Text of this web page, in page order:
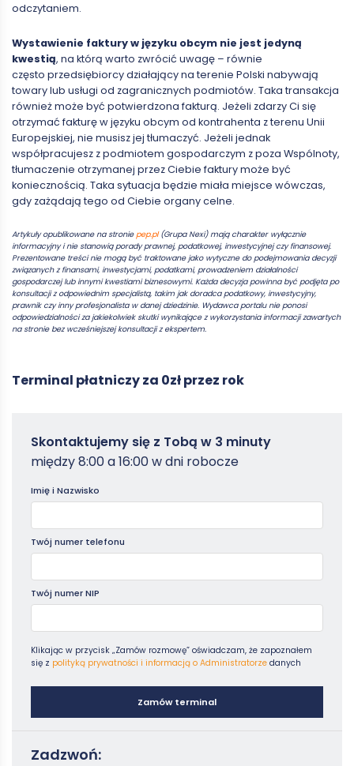
odczytaniem.
Wystawienie faktury w języku obcym nie jest jedyną
kwestią, na którą warto zwrócić uwagę – równie
często przedsiębiorcy działający na terenie Polski nabywają
towary lub usługi od zagranicznych podmiotów. Taka transakcja
również może być potwierdzona fakturą. Jeżeli zdarzy Ci się
otrzymać fakturę w języku obcym od kontrahenta z terenu Unii
Europejskiej, nie musisz jej tłumaczyć. Jeżeli jednak
współpracujesz z podmiotem gospodarczym z poza Wspólnoty,
tłumaczenie otrzymanej przez Ciebie faktury może być
koniecznością. Taka sytuacja będzie miała miejsce wówczas,
gdy zażądają tego od Ciebie organy celne.
Artykuły opublikowane na stroniepep.pl(Grupa Nexi) mają charakter wyłącznie
informacyjny i nie stanowią porady prawnej, podatkowej, inwestycyjnej czy finansowej.
Prezentowane treści nie mogą być traktowane jako wytyczne do podejmowania decyzji
związanych z finansami, inwestycjami, podatkami, prowadzeniem działalności
gospodarczej lub innymi kwestiami biznesowymi. Każda decyzja powinna być podjęta po
konsultacji z odpowiednim specjalistą, takim jak doradca podatkowy, inwestycyjny,
prawnik czy inny profesjonalista w danej dziedzinie. Wydawca portalu nie ponosi
odpowiedzialności za jakiekolwiek skutki wynikające z wykorzystania informacji zawartych
na stronie bez wcześniejszej konsultacji z ekspertem.
Terminal płatniczy za 0zł przez rok
Zamowterminal
Poradniki
Skontaktujemy się z Tobą w 3 minuty
między 8:00 a 16:00 w dni robocze
Imię i Nazwisko
Twój numer telefonu
Twój numer NIP
Klikając w przycisk „Zamów rozmowę” oświadczam, że zapoznałem
się z polityką prywatności i informacją o Administratorze danych
Zamów terminal
Zadzwoń: